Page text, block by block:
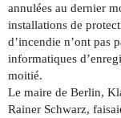
annulées au dernier
installations de
d’incendie n’ont pas
informatiques
moitié.
Le maire de Berlin,
Rainer Schwarz,